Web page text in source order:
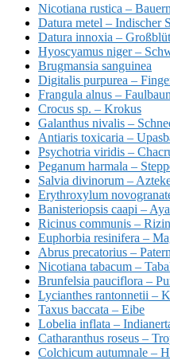
Nicotiana rustica –
Datura metel – Indischer
Datura innoxia –
Hyoscyamus niger –
Brugmansia sanguinea
Digitalis purpurea –
Frangula alnus –
Crocus sp. – Krokus
Galanthus nivalis –
Antiaris toxicaria –
Psychotria viridis –
Peganum harmala –
Salvia divinorum –
Erythroxylum
Banisteriopsis caapi –
Ricinus communis –
Euphorbia resinifera –
Abrus precatorius –
Nicotiana tabacum –
Brunfelsia pauciflora –
Lycianthes rantonnetii –
Taxus baccata – Eibe
Lobelia inflata –
Catharanthus roseus –
Colchicum autumnale –